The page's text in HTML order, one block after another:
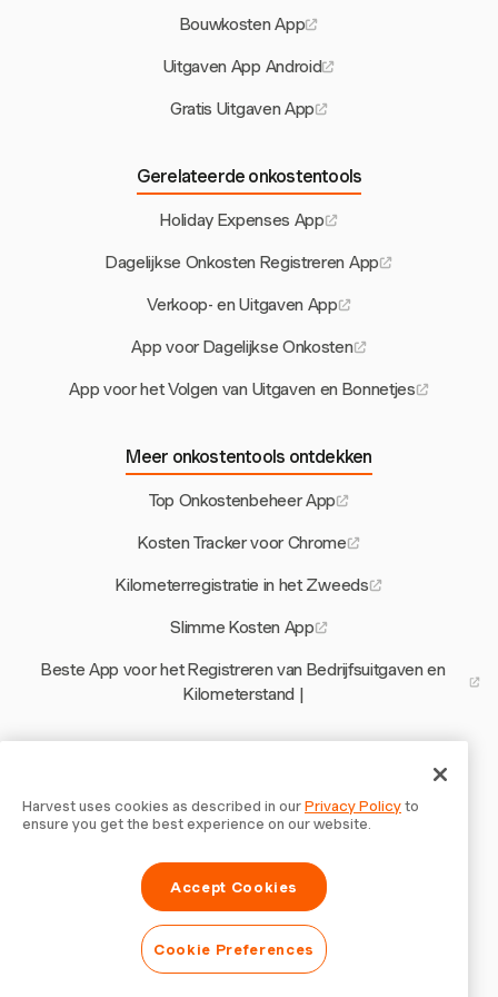
Bouwkosten App
Uitgaven App Android
Gratis Uitgaven App
Gerelateerde onkostentools
Holiday Expenses App
Dagelijkse Onkosten Registreren App
Verkoop- en Uitgaven App
App voor Dagelijkse Onkosten
App voor het Volgen van Uitgaven en Bonnetjes
Meer onkostentools ontdekken
Top Onkostenbeheer App
Kosten Tracker voor Chrome
Kilometerregistratie in het Zweeds
Slimme Kosten App
Beste App voor het Registreren van Bedrijfsuitgaven en
Kilometerstand |
All in One Uurtarief Calculator
Facturatiesoftware voor Onderwijs
Wat is een Projectcharter
Timesheet Sjabloon
Harvest uses cookies as described in ourPrivacy Policyto
ensure you get the best experience on our website.
Accept Cookies
Cookie Preferences